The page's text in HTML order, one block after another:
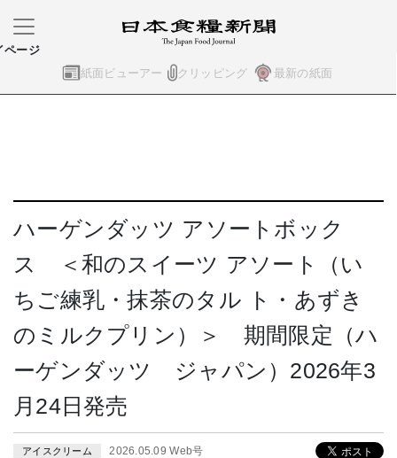
紙面ビューアー クリッピング 最新の紙面
ページ
ハーゲンダッツ アソートボック
ス ＜和のスイーツ アソート（い
ちご練乳・抹茶のタル ト・あずき
のミルクプリン）＞ 期間限定（ハ
ーゲンダッツ ジャパン）2026年3
月24日発売
アイスクリーム 2026.05.09 Web号